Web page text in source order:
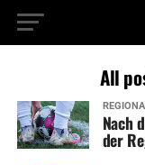
All
Nach
der